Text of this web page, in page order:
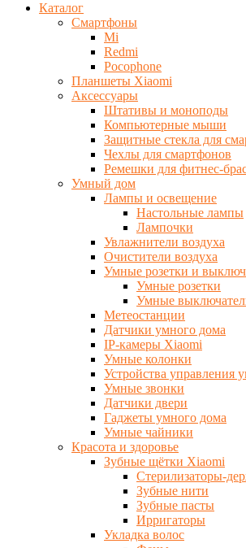
Каталог
Смартфоны
Mi
Redmi
Pocophone
Планшеты Xiaomi
Аксессуары
Штативы и моноподы
Компьютерные мыши
Защитные стекла для
Чехлы для смартфонов
Ремешки для фитнес-
Умный дом
Лампы и освещение
Настольные лампы
Лампочки
Увлажнители воздуха
Очистители воздуха
Умные розетки и
Умные розетки
Умные
Метеостанции
Датчики умного дома
IP-камеры Xiaomi
Умные колонки
Устройства управления
Умные звонки
Датчики двери
Гаджеты умного дома
Умные чайники
Красота и здоровье
Зубные щётки Xiaomi
Стерилизаторы-
Зубные нити
Зубные пасты
Ирригаторы
Укладка волос